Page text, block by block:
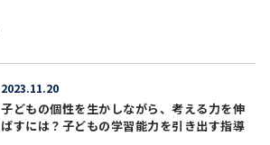
2023.11.20
子どもの個性を生かしながら、考える力を伸
ばすには？子どもの学習能力を引き出す指導